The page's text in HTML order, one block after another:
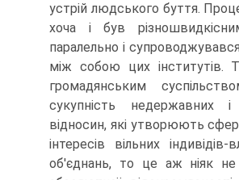
устрій людського буття.
хоча і був
паралельно і
між собою цих інститутів.
громадянським
сукупність недержавних і
відносин, які утворюють
інтересів вільних індивідів-
об'єднань, то це аж ніяк не